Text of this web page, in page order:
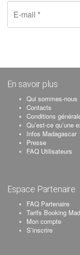
En savoir plus
Qui sommes-nous
Contacts
Conditions
Qu’est-ce qu’une
Infos Madagascar
Presse
FAQ Utilisateurs
Espace Partenaire
FAQ Partenaire
Tarifs Booking
Mon compte
S’inscrire